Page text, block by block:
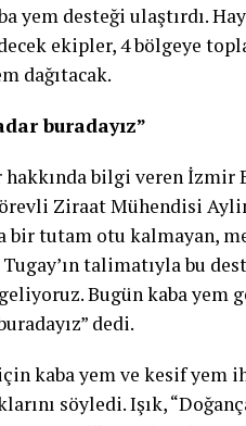
yem desteği ulaştırdı.
ekipler, 4 bölgeye
dağıtacak.
buradayız”
hakkında bilgi veren
Ziraat Mühendisi
bir tutam otu kalmayan,
talimatıyla bu
Bugün kaba yem
dedi.
kaba yem ve kesif yem
söyledi. Işık,